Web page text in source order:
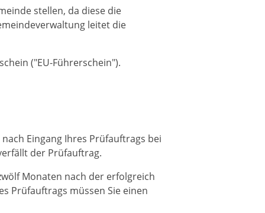
stellen, da diese die
leitet die
("EU-Führerschein").
Eingang Ihres Prüfauftrags bei
der Prüfauftrag.
Monaten nach der erfolgreich
Prüfauftrags müssen Sie einen